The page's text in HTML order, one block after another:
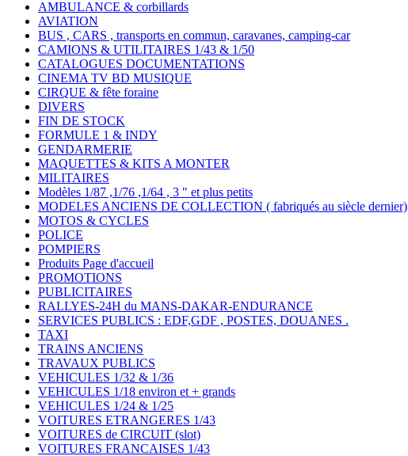
AMBULANCE & corbillards
AVIATION
BUS , CARS , transports en commun, caravanes, camping-car
CAMIONS & UTILITAIRES 1/43 & 1/50
CATALOGUES DOCUMENTATIONS
CINEMA TV BD MUSIQUE
CIRQUE & fête foraine
DIVERS
FIN DE STOCK
FORMULE 1 & INDY
GENDARMERIE
MAQUETTES & KITS A MONTER
MILITAIRES
Modèles 1/87 ,1/76 ,1/64 , 3 " et plus petits
MODELES ANCIENS DE COLLECTION ( fabriqués au siècle dernier)
MOTOS & CYCLES
POLICE
POMPIERS
Produits Page d'accueil
PROMOTIONS
PUBLICITAIRES
RALLYES-24H du MANS-DAKAR-ENDURANCE
SERVICES PUBLICS : EDF,GDF , POSTES, DOUANES .
TAXI
TRAINS ANCIENS
TRAVAUX PUBLICS
VEHICULES 1/32 & 1/36
VEHICULES 1/18 environ et + grands
VEHICULES 1/24 & 1/25
VOITURES ETRANGERES 1/43
VOITURES de CIRCUIT (slot)
VOITURES FRANCAISES 1/43